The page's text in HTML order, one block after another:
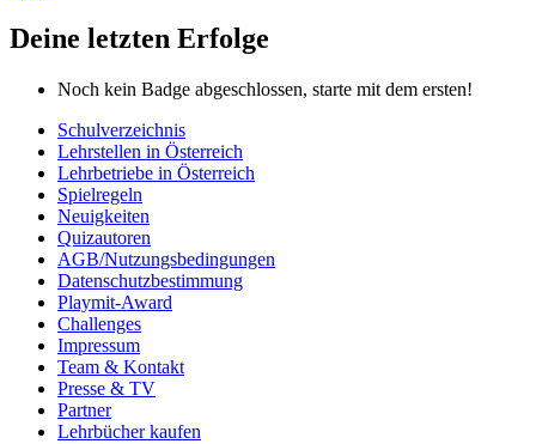
Deine letzten Erfolge
Noch kein Badge abgeschlossen, starte mit dem ersten!
Schulverzeichnis
Lehrstellen in Österreich
Lehrbetriebe in Österreich
Spielregeln
Neuigkeiten
Quizautoren
AGB/Nutzungsbedingungen
Datenschutzbestimmung
Playmit-Award
Challenges
Impressum
Team & Kontakt
Presse & TV
Partner
Lehrbücher kaufen